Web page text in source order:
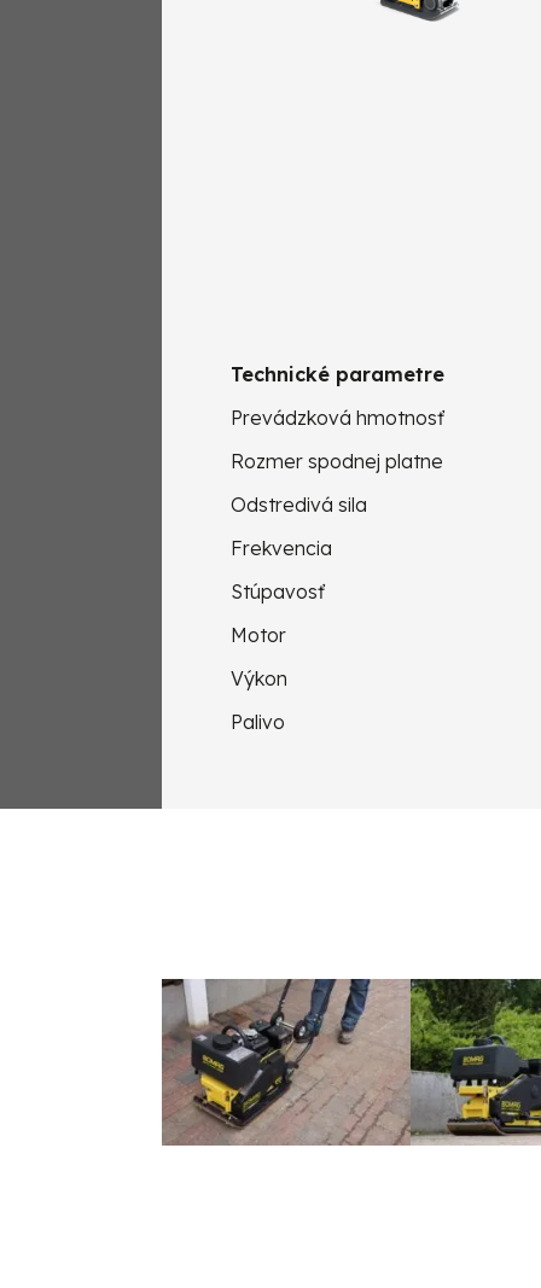
Technické parametre
Prevádzková hmotnosť
Rozmer spodnej platne
Odstredivá sila
Frekvencia
Stúpavosť
Motor
Výkon
Palivo